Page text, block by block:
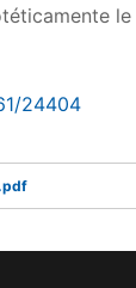
24404